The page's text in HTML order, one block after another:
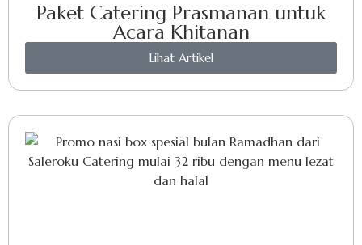
Paket Catering Prasmanan untuk
Acara Khitanan
Lihat Artikel